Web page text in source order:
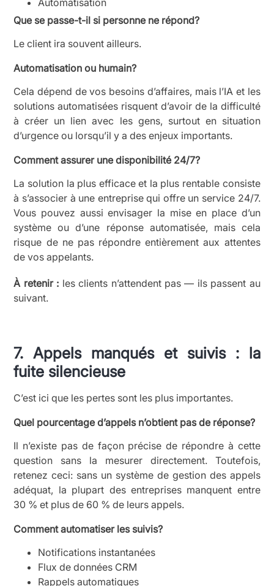
Que se passe-t-il si personne ne répond?
Le client ira souvent ailleurs.
Automatisation ou humain?
Cela dépend de vos besoins d’affaires, mais l’IA et les
solutions automatisées risquent d’avoir de la difficulté
à créer un lien avec les gens, surtout en situation
d’urgence ou lorsqu’il y a des enjeux importants.
Comment assurer une disponibilité 24/7?
La solution la plus efficace et la plus rentable consiste
à s’associer à une entreprise qui offre un service 24/7.
Vous pouvez aussi envisager la mise en place d’un
système ou d’une réponse automatisée, mais cela
risque de ne pas répondre entièrement aux attentes
de vos appelants.
À retenir : les clients n’attendent pas — ils passent au
suivant.
7. Appels manqués et suivis : la
fuite silencieuse
C’est ici que les pertes sont les plus importantes.
Quel pourcentage d’appels n’obtient pas de réponse?
Il n’existe pas de façon précise de répondre à cette
question sans la mesurer directement. Toutefois,
retenez ceci: sans un système de gestion des appels
adéquat, la plupart des entreprises manquent entre
30 % et plus de 60 % de leurs appels.
Comment automatiser les suivis?
Notifications instantanées
Flux de données CRM
Rappels automatiques